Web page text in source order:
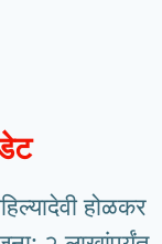
होळकर